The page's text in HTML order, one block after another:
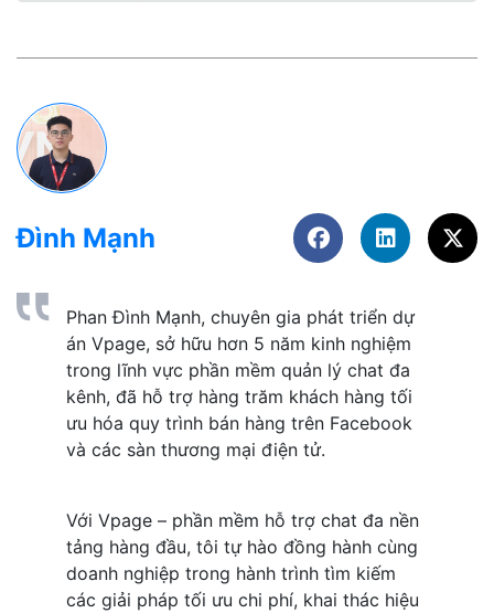
Đình Mạnh
Phan Đình Mạnh, chuyên gia phát triển dự
án Vpage, sở hữu hơn 5 năm kinh nghiệm
trong lĩnh vực phần mềm quản lý chat đa
kênh, đã hỗ trợ hàng trăm khách hàng tối
ưu hóa quy trình bán hàng trên Facebook
và các sàn thương mại điện tử.
Với Vpage – phần mềm hỗ trợ chat đa nền
tảng hàng đầu, tôi tự hào đồng hành cùng
doanh nghiệp trong hành trình tìm kiếm
các giải pháp tối ưu chi phí, khai thác hiệu